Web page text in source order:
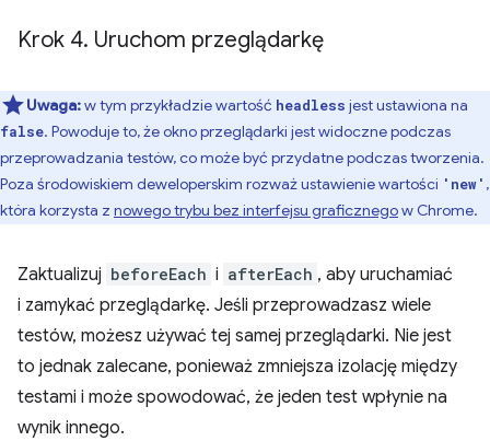
Krok 4. Uruchom przeglądarkę
Uwaga:w tym przykładzie wartość headless jest ustawiona na
false. Powoduje to, że okno przeglądarki jest widoczne podczas
przeprowadzania testów, co może być przydatne podczas tworzenia.
Poza środowiskiem deweloperskim rozważ ustawienie wartości 'new' ,
która korzysta z nowego trybu bez interfejsu graficznegow Chrome.
Zaktualizuj beforeEach i afterEach , aby uruchamiać
i zamykać przeglądarkę. Jeśli przeprowadzasz wiele
testów, możesz używać tej samej przeglądarki. Nie jest
to jednak zalecane, ponieważ zmniejsza izolację między
testami i może spowodować, że jeden test wpłynie na
wynik innego.